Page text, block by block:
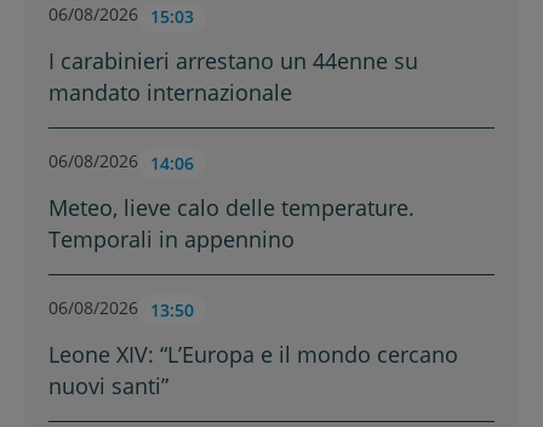
06/08/2026 15:03
I carabinieri arrestano un 44enne su
mandato internazionale
06/08/2026 14:06
Meteo, lieve calo delle temperature.
Temporali in appennino
06/08/2026 13:50
Leone XIV: “L’Europa e il mondo cercano
nuovi santi”